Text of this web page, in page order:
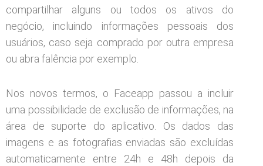
compartilhar alguns ou todos os ativos do
negócio, incluindo informações pessoais dos
usuários, caso seja comprado por outra empresa
ou abra falência por exemplo.
Nos novos termos, o Faceapp passou a incluir
uma possibilidade de exclusão de informações, na
área de suporte do aplicativo. Os dados das
imagens e as fotografias enviadas são excluídas
automaticamente entre 24h e 48h depois da